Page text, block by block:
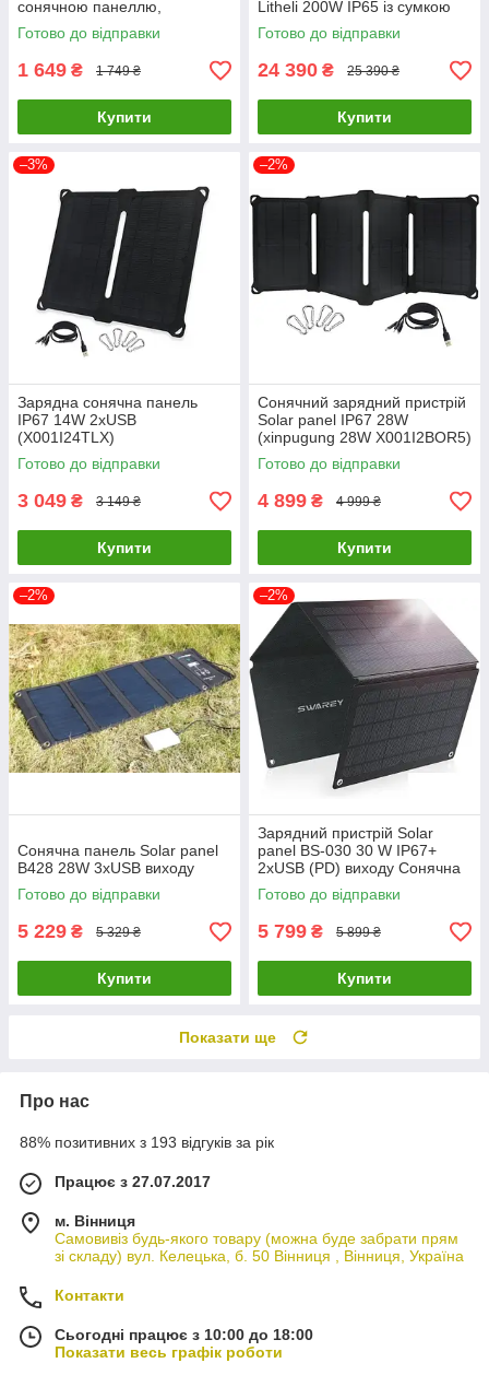
сонячною панеллю,
ліхтариком та швидкою
зарядкою
Готово до відправки
1 649 ₴ 1 749 ₴
Купити
Litheli 200W IP65 із сумкою
Готово до відправки
24 390 ₴ 25 390 ₴
Купити
–3%
Зарядна сонячна панель
IP67 14W 2xUSB
(X001I24TLX)
Готово до відправки
3 049 ₴ 3 149 ₴
Купити
–2%
Сонячний зарядний пристрій
Solar panel IP67 28W
(xinpugung 28W X001I2BOR5)
Готово до відправки
4 899 ₴ 4 999 ₴
Купити
–2%
Сонячна панель Solar panel
B428 28W 3xUSB виходу
Готово до відправки
5 229 ₴ 5 329 ₴
Купити
–2%
Зарядний пристрій Solar
panel BS-030 30 W IP67+
2xUSB (PD) виходу Сонячна
панель
Готово до відправки
5 799 ₴ 5 899 ₴
Купити
Показати ще
Про нас
88% позитивних з 193 відгуків за рік
Працює з 27.07.2017
м. Вінниця
Самовивіз будь-якого товару (можна буде забрати прям
зі складу) вул. Келецька, б. 50 Вінниця , Вінниця, Україна
Контакти
Сьогодні працює з 10:00 до 18:00
Показати весь графік роботи